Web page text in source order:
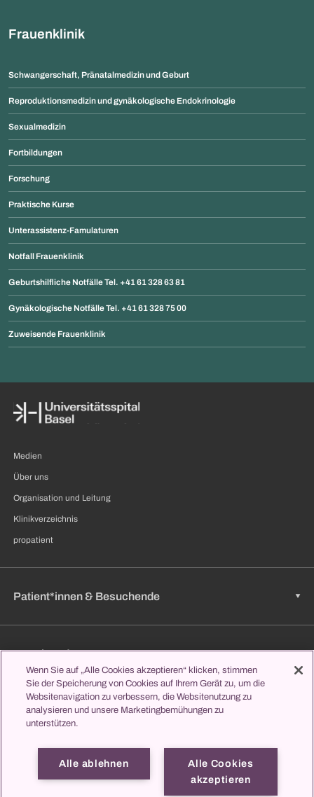
Frauenklinik
Schwangerschaft, Pränatalmedizin und Geburt
Reproduktionsmedizin und gynäkologische Endokrinologie
Sexualmedizin
Fortbildungen
Forschung
Praktische Kurse
Unterassistenz-Famulaturen
Notfall Frauenklinik
Geburtshilfliche Notfälle Tel. +41 61 328 63 81
Gynäkologische Notfälle Tel. +41 61 328 75 00
Zuweisende Frauenklinik
Medien
Über uns
Organisation und Leitung
Klinikverzeichnis
propatient
Patient*innen & Besuchende
Zuweisende
Jobs & Karriere
Lernen & Studieren
Wenn Sie auf „Alle Cookies akzeptieren“ klicken, stimmen
Sie der Speicherung von Cookies auf Ihrem Gerät zu, um die
Websitenavigation zu verbessern, die Websitenutzung zu
analysieren und unsere Marketingbemühungen zu
unterstützen.
Alle Cookies
akzeptieren
Alle ablehnen